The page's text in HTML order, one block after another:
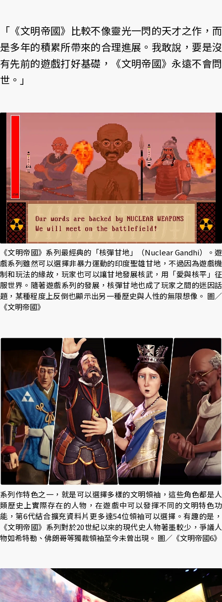
「《文明帝國》比較不像靈光一閃的天才之作，而
是多年的積累所帶來的合理進展。我敢說，要是沒
有先前的遊戲打好基礎，《文明帝國》永遠不會問
世。」
《文明帝國》系列最經典的「核彈甘地」（Nuclear Gandhi）。遊
戲系列雖然可以選擇非暴力運動的印度聖雄甘地，不過因為遊戲機
制和玩法的緣故，玩家也可以讓甘地發展核武，用「愛與核平」征
服世界。隨著遊戲系列的發展，核彈甘地也成了玩家之間的迷因話
題，某種程度上反倒也顯示出另一種歷史與人性的無限想像。 圖／
《文明帝國》
系列作特色之一，就是可以選擇多樣的文明領袖，這些角色都是人
類歷史上實際存在的人物，在遊戲中可以發揮不同的文明特色功
能，第6代結合擴充資料片更多達54位領袖可以選擇。有趣的是，
《文明帝國》系列對於20世紀以來的現代史人物著墨較少，爭議人
物如希特勒、佛朗哥等獨裁領袖至今未曾出現。 圖／《文明帝國6》